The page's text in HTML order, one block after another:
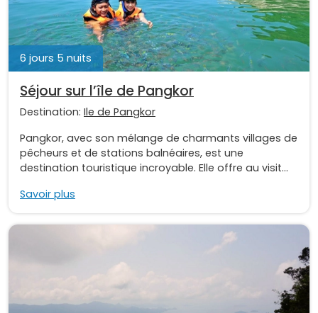
6 jours 5 nuits
Séjour sur l’île de Pangkor
Destination: Ile de Pangkor
Pangkor, avec son mélange de charmants villages de
pêcheurs et de stations balnéaires, est une
destination touristique incroyable. Elle offre au visit...
Savoir plus